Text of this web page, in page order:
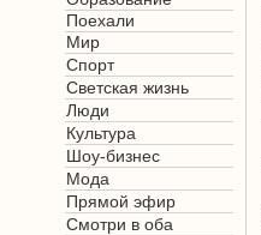
Поехали
Мир
Спорт
Светская жизнь
Люди
Культура
Шоу-бизнес
Мода
Прямой эфир
Смотри в оба